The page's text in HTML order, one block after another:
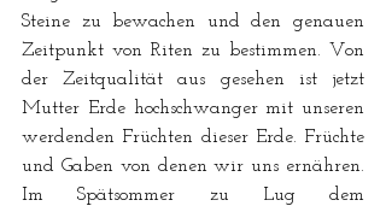
Steine zu bewachen und den genauen
Zeitpunkt von Riten zu bestimmen. Von
der Zeitqualität aus gesehen ist jetzt
Mutter Erde hochschwanger mit unseren
werdenden Früchten dieser Erde. Früchte
und Gaben von denen wir uns ernähren.
Im Spätsommer zu Lug dem